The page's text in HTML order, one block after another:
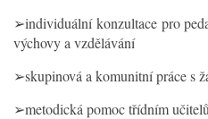
➢individuální konzultace pro
výchovy a vzdělávání
➢skupinová a komunitní práce s
➢metodická pomoc třídním